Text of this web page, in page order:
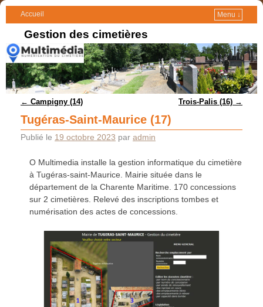
Accueil Menu ↓
Gestion des cimetières
Navigation des articles
← Campigny (14) Trois-Palis (16) →
Tugéras-Saint-Maurice (17)
Publié le 19 octobre 2023 par admin
O Multimedia installe la gestion informatique du cimetière
à Tugéras-saint-Maurice. Mairie située dans le
département de la Charente Maritime. 170 concessions
sur 2 cimetières. Relevé des inscriptions tombes et
numérisation des actes de concessions.